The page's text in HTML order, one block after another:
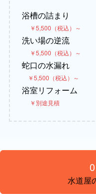
浴槽の詰まり
￥5,500（税込）～
洗い場の逆流
￥5,500（税込）～
蛇口の水漏れ
￥5,500（税込）～
浴室リフォーム
￥別途見積
水道屋